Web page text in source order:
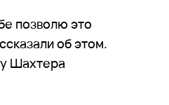
позволю это
об этом.
Шахтера